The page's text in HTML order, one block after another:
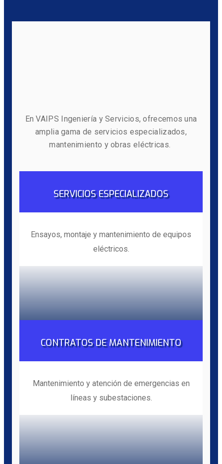
En VAIPS Ingeniería y Servicios, ofrecemos una
amplia gama de servicios especializados,
mantenimiento y obras eléctricas.
SERVICIOS ESPECIALIZADOS
Ensayos, montaje y mantenimiento de equipos
eléctricos.
CONTRATOS DE MANTENIMIENTO
Mantenimiento y atención de emergencias en
líneas y subestaciones.